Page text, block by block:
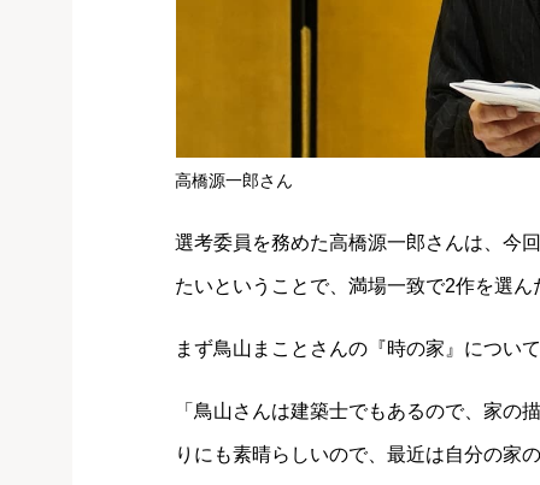
高橋源一郎さん
選考委員を務めた高橋源一郎さんは、今
たいということで、満場一致で2作を選
まず鳥山まことさんの『時の家』につい
「鳥山さんは建築士でもあるので、家の
りにも素晴らしいので、最近は自分の家